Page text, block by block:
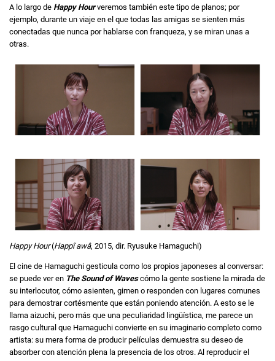
A lo largo de Happy Hourveremos también este tipo de planos; por
ejemplo, durante un viaje en el que todas las amigas se sienten más
conectadas que nunca por hablarse con franqueza, y se miran unas a
otras.
Happy Hour(Happî awâ, 2015, dir. Ryusuke Hamaguchi)
El cine de Hamaguchi gesticula como los propios japoneses al conversar:
se puede ver en The Sound of Wavescómo la gente sostiene la mirada de
su interlocutor, cómo asienten, gimen o responden con lugares comunes
para demostrar cortésmente que están poniendo atención. A esto se le
llama aizuchi, pero más que una peculiaridad lingüística, me parece un
rasgo cultural que Hamaguchi convierte en su imaginario completo como
artista: su mera forma de producir películas demuestra su deseo de
absorber con atención plena la presencia de los otros. Al reproducir el